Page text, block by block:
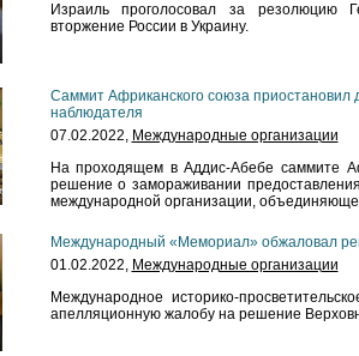
Израиль проголосовал за резолюцию
вторжение России в Украину.
Саммит Африканского союза приостановил
наблюдателя
07.02.2022, Международные организации
На проходящем в Аддис-Абебе саммите
решение о замораживании
международной организации,
Международный «Мемориал» обжаловал
01.02.2022, Международные организации
Международное историко-
апелляционную жалобу на решение